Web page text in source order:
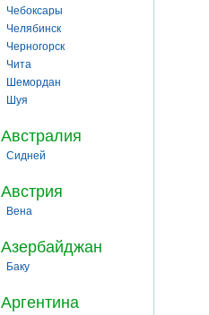
Чебоксары
Челябинск
Черногорск
Чита
Шемордан
Шуя
Австралия
Сидней
Австрия
Вена
Азербайджан
Баку
Аргентина